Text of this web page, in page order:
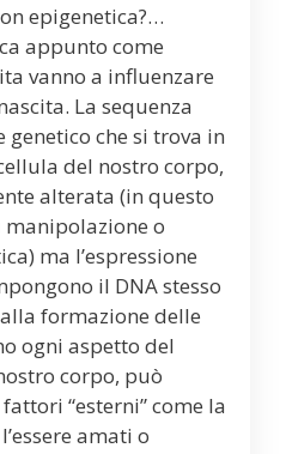
epigenetica?…
appunto come
vanno a influenzare
La sequenza
che si trova in
del nostro corpo,
alterata (in questo
o
ma l’espressione
il DNA stesso
formazione delle
ogni aspetto del
corpo, può
“esterni” come la
amati o